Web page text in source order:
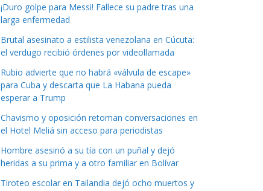
¡Duro golpe para Messi! Fallece su padre tras una
larga enfermedad
Brutal asesinato a estilista venezolana en Cúcuta:
el verdugo recibió órdenes por videollamada
Rubio advierte que no habrá «válvula de escape»
para Cuba y descarta que La Habana pueda
esperar a Trump
Chavismo y oposición retoman conversaciones en
el Hotel Meliá sin acceso para periodistas
Hombre asesinó a su tía con un puñal y dejó
heridas a su prima y a otro familiar en Bolívar
Tiroteo escolar en Tailandia dejó ocho muertos y